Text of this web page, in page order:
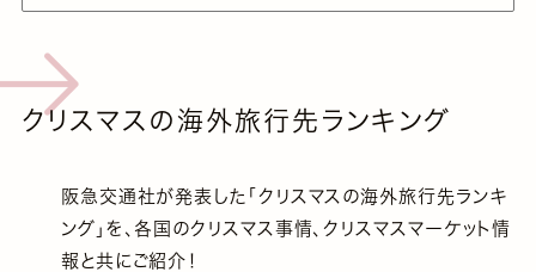
クリスマスの海外旅行先ランキング
阪急交通社が発表した「クリスマスの海外旅行先ランキ
ング」を、各国のクリスマス事情、クリスマスマーケット情
報と共にご紹介！